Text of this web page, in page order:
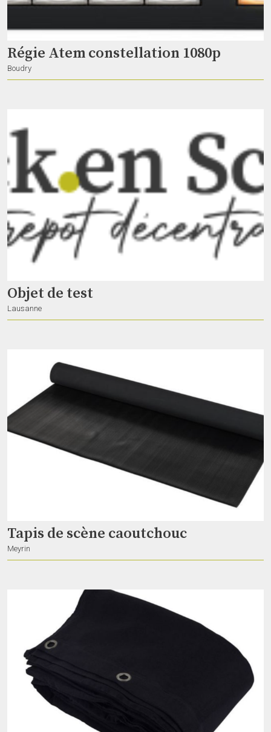
Rideau de scène paillettes dorées
emilieblaser
Val-de-Travers
Régie audio numérique Yamaha
Megaphone
Aubonne
Aubonne
escalier magique
APSARA
Nuvilly
Régie Atem constellation 1080p
Boudry
Objet de test
Lausanne
Tapis de scène caoutchouc
Meyrin